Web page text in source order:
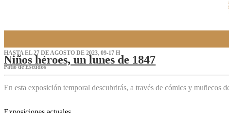
HASTA EL 27 DE AGOSTO DE 2023, 09-17 H
Niños héroes, un lunes de 1847
Patio de Escudos
En esta exposición temporal descubrirás, a través de cómics y muñecos